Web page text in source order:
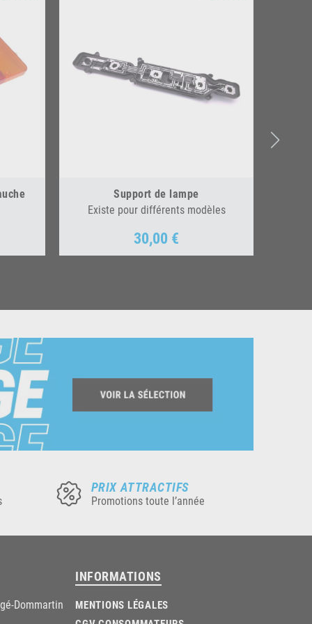
Support de lampe
Existe pour différents modèles
Prix
30,00 €
PRIX ATTRACTIFS
Promotions toute l’année
Dommartin
INFORMATIONS
MENTIONS LÉGALES